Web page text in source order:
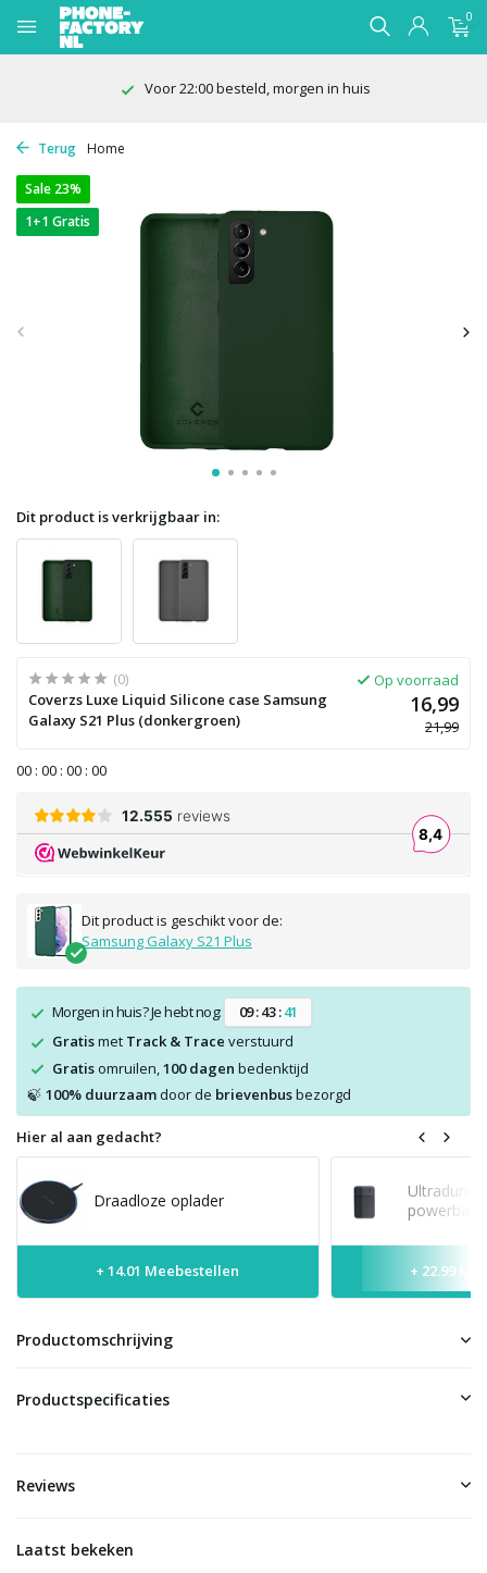
0
Voor 22:00 besteld, morgen in huis
Terug Home
Sale 23%
1+1 Gratis
Dit product is verkrijgbaar in:
(0)
Coverzs Luxe Liquid Silicone case Samsung
Galaxy S21 Plus (donkergroen)
Op voorraad
16,99
21,99
00 : 00 : 00 : 00
Dit product is geschikt voor de:
Samsung Galaxy S21 Plus
Morgen in huis? Je hebt nog: 09:43:41
Gratismet Track & Trace verstuurd
Gratisomruilen, 100 dagen bedenktijd
🍃 100% duurzaamdoor de brievenbusbezorgd
Hier al aan gedacht?
Draadloze oplader
+ 14.01 Meebestellen + 22.99
Productomschrijving
Productspecificaties
Reviews
Laatst bekeken